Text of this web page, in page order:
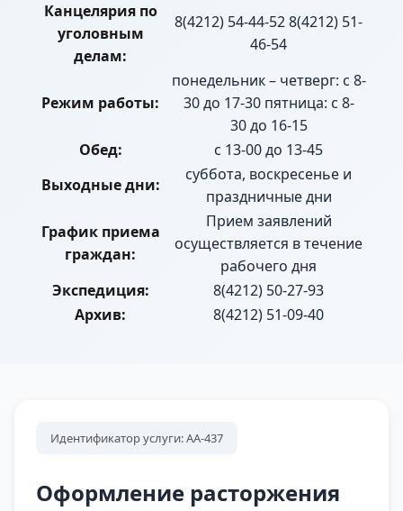
Канцелярия по
уголовным
делам:
8(4212) 54-44-52 8(4212) 51-
46-54
Режим работы:
понедельник – четверг: с 8-
30 до 17-30 пятница: с 8-
30 до 16-15
Обед:
с 13-00 до 13-45
Выходные дни:
суббота, воскресенье и
праздничные дни
График приема
граждан:
Прием заявлений
осуществляется в течение
рабочего дня
Экспедиция:
8(4212) 50-27-93
Архив:
8(4212) 51-09-40
Идентификатор услуги: АА-437
Оформление расторжения